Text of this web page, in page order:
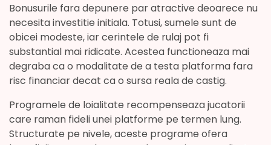
Bonusurile fara depunere par atractive deoarece nu
necesita investitie initiala. Totusi, sumele sunt de
obicei modeste, iar cerintele de rulaj pot fi
substantial mai ridicate. Acestea functioneaza mai
degraba ca o modalitate de a testa platforma fara
risc financiar decat ca o sursa reala de castig.
Programele de loialitate recompenseaza jucatorii
care raman fideli unei platforme pe termen lung.
Structurate pe nivele, aceste programe ofera